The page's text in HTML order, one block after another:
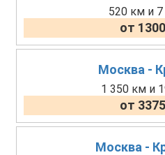
520 км и
от
Москва -
1 350 км и
от
Москва -